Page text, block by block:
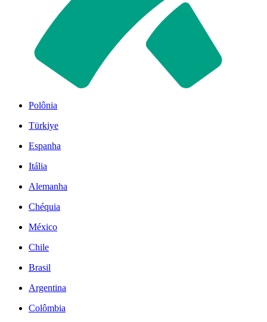
Polônia
Türkiye
Espanha
Itália
Alemanha
Chéquia
México
Chile
Brasil
Argentina
Colômbia